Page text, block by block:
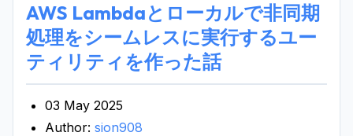
AWS Lambdaとローカルで非同期
処理をシームレスに実行するユー
ティリティを作った話
03 May 2025
Author: sion908